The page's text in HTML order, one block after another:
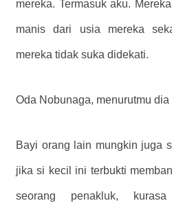
mereka. Termasuk aku.
manis dari usia mereka
mereka tidak suka didekati.
Oda Nobunaga, menurutmu
Bayi orang lain mungkin juga
jika si kecil ini terbukti
seorang penakluk,